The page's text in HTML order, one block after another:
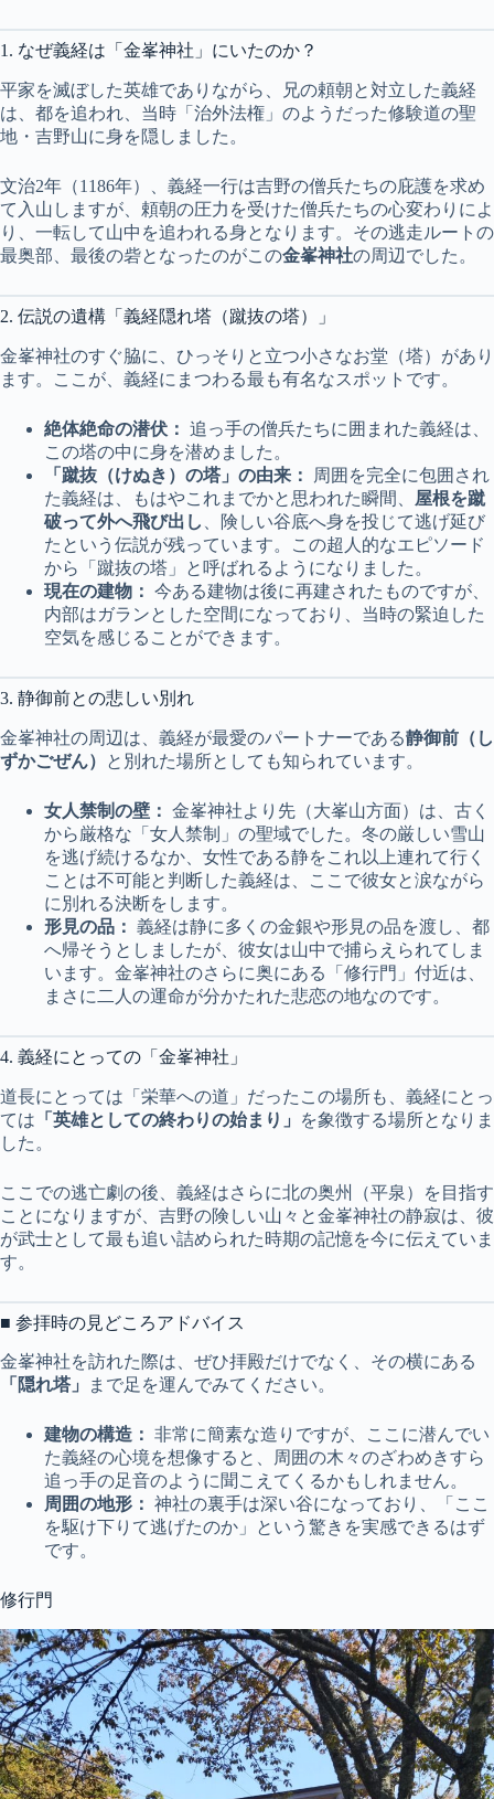
1. なぜ義経は「金峯神社」にいたのか？
平家を滅ぼした英雄でありながら、兄の頼朝と対立した義経
は、都を追われ、当時「治外法権」のようだった修験道の聖
地・吉野山に身を隠しました。
文治2年（1186年）、義経一行は吉野の僧兵たちの庇護を求め
て入山しますが、頼朝の圧力を受けた僧兵たちの心変わりによ
り、一転して山中を追われる身となります。その逃走ルートの
最奥部、最後の砦となったのがこの金峯神社の周辺でした。
2. 伝説の遺構「義経隠れ塔（蹴抜の塔）」
金峯神社のすぐ脇に、ひっそりと立つ小さなお堂（塔）があり
ます。ここが、義経にまつわる最も有名なスポットです。
絶体絶命の潜伏： 追っ手の僧兵たちに囲まれた義経は、
この塔の中に身を潜めました。
「蹴抜（けぬき）の塔」の由来：
周囲を完全に包囲され
た義経は、もはやこれまでかと思われた瞬間、 屋根を蹴
破って外へ飛び出し
、険しい谷底へ身を投じて逃げ延び
たという伝説が残っています。この超人的なエピソード
から「蹴抜の塔」と呼ばれるようになりました。
現在の建物： 今ある建物は後に再建されたものですが、
内部はガランとした空間になっており、当時の緊迫した
空気を感じることができます。
3. 静御前との悲しい別れ
金峯神社の周辺は、義経が最愛のパートナーである静御前（し
ずかごぜん）
と別れた場所としても知られています。
女人禁制の壁： 金峯神社より先（大峯山方面）は、古く
から厳格な「女人禁制」の聖域でした。冬の厳しい雪山
を逃げ続けるなか、女性である静をこれ以上連れて行く
ことは不可能と判断した義経は、ここで彼女と涙ながら
に別れる決断をします。
形見の品： 義経は静に多くの金銀や形見の品を渡し、都
へ帰そうとしましたが、彼女は山中で捕らえられてしま
います。金峯神社のさらに奥にある「修行門」付近は、
まさに二人の運命が分かたれた悲恋の地なのです。
4. 義経にとっての「金峯神社」
道長にとっては「栄華への道」だったこの場所も、義経にとっ
ては 「英雄としての終わりの始まり」
を象徴する場所となりま
した。
ここでの逃亡劇の後、義経はさらに北の奥州（平泉）を目指す
ことになりますが、吉野の険しい山々と金峯神社の静寂は、彼
が武士として最も追い詰められた時期の記憶を今に伝えていま
す。
■ 参拝時の見どころアドバイス
金峯神社を訪れた際は、ぜひ拝殿だけでなく、その横にある
「隠れ塔」
まで足を運んでみてください。
建物の構造： 非常に簡素な造りですが、ここに潜んでい
た義経の心境を想像すると、周囲の木々のざわめきすら
追っ手の足音のように聞こえてくるかもしれません。
周囲の地形： 神社の裏手は深い谷になっており、「ここ
を駆け下りて逃げたのか」という驚きを実感できるはず
です。
修行門